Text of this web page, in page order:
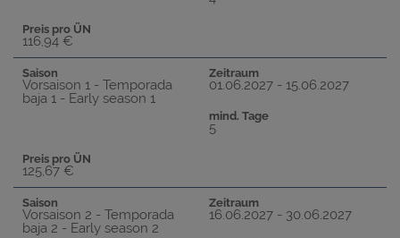
Preis pro ÜN
116,94 €
Saison
Vorsaison 1 - Temporada
baja 1 - Early season 1
Zeitraum
01.06.2027 - 15.06.2027
mind. Tage
5
Preis pro ÜN
125,67 €
Saison
Vorsaison 2 - Temporada
baja 2 - Early season 2
Zeitraum
16.06.2027 - 30.06.2027